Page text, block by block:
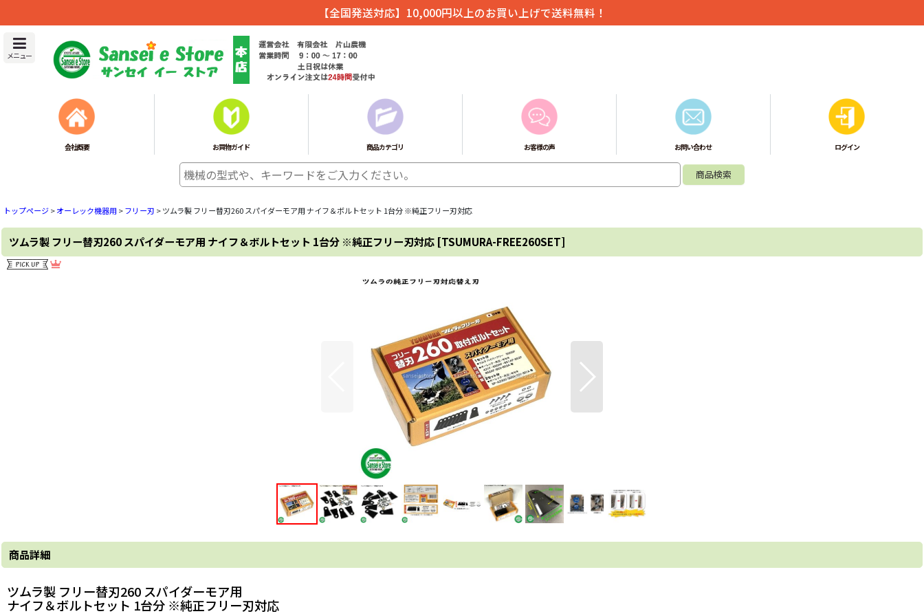
【全国発送対応】10,000円以上のお買い上げで送料無料！
メニュー
会社概要 お買物ガイド 商品カテゴリ お客様の声 お問い合わせ ログイン
トップページ>オーレック機器用 >フリー刃 >ツムラ製 フリー替刃260 スパイダーモア用 ナイフ＆ボルトセット 1台分 ※純正フリー刃対応
ツムラ製 フリー替刃260 スパイダーモア用 ナイフ＆ボルトセット 1台分 ※純正フリー刃対応 [TSUMURA-FREE260SET]
商品詳細
ツムラ製 フリー替刃260 スパイダーモア用
ナイフ＆ボルトセット 1台分 ※純正フリー刃対応